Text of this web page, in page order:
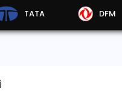
TATA DFM